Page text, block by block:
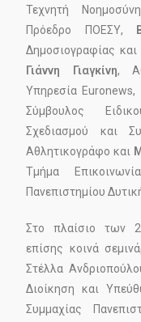
Τεχνητή
Πρόεδρο ΠΟΕΣΥ,
Δημοσιογραφίας
Γιάννη Γιαγκίνη,
Υπηρεσία Euronews,
Σύμβουλος
Σχεδιασμού και
Αθλητικογράφο και
Τμήμα
Πανεπιστημίου
Στο πλαίσιο των 2
επίσης κοινά
Στέλλα
Διοίκηση και
Συμμαχίας